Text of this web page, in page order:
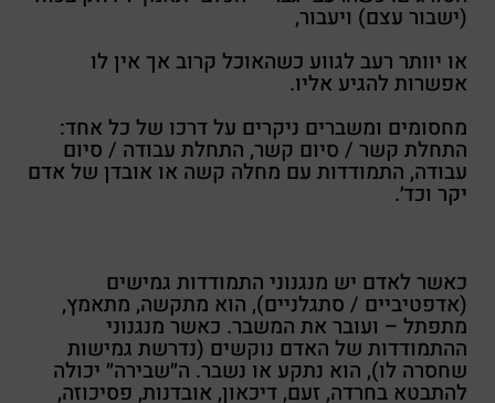
(ישבור עצם) ויעבור,
או יוותר רעב לגווע כשהאוכל קרוב אך אין לו
אפשרות להגיע אליו.
מחסומים ומשברים ניקרים על דרכו של כל אחד:
התחלת קשר / סיום קשר, התחלת עבודה / סיום
עבודה, התמודדות עם מחלה קשה או אובדן של אדם
יקר וכד׳.
כאשר לאדם יש מנגנוני התמודדות גמישים
(אדפטיביים / סתגלניים), הוא מתקשה, מתאמץ,
מתפתל – ועובר את המשבר. כאשר מנגנוני
ההתמודדות של האדם נוקשים (נדרשת גמישות
שחסרה לו), הוא נתקע או נשבר. ה״שבירה״ יכולה
להתבטא בחרדה, זעם, דיכאון, אובדנות, פסיכוזה,